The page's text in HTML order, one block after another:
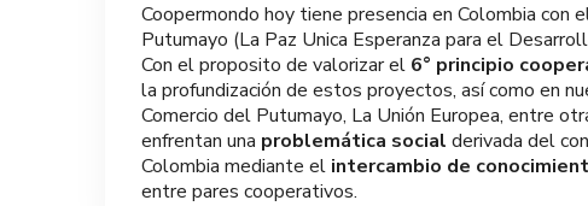
Coopermondo hoy tiene presencia en Colombia con
Putumayo (La Paz Unica Esperanza para el
Con el proposito de valorizar el 6° principio
la profundización de estos proyectos, así como en
Comercio del Putumayo, La Unión Europea, entre
enfrentan una problemática social derivada del
Colombia mediante el intercambio de
entre pares cooperativos.